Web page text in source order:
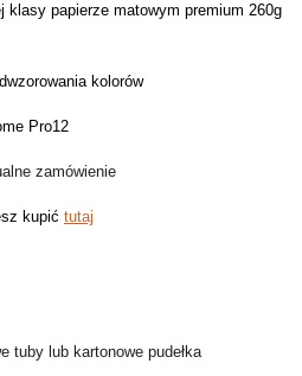
klasy papierze matowym premium 260g
kolorów
Pro12
zamówienie
kupić tutaj
tuby lub kartonowe pudełka